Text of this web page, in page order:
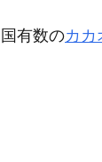
有数のカカ